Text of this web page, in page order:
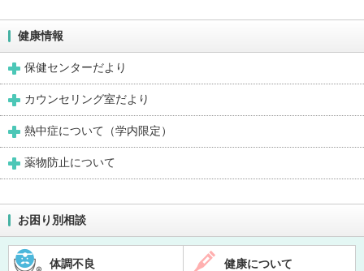
健康情報
保健センターだより
カウンセリング室だより
熱中症について（学内限定）
薬物防止について
お困り別相談
体調不良 健康について